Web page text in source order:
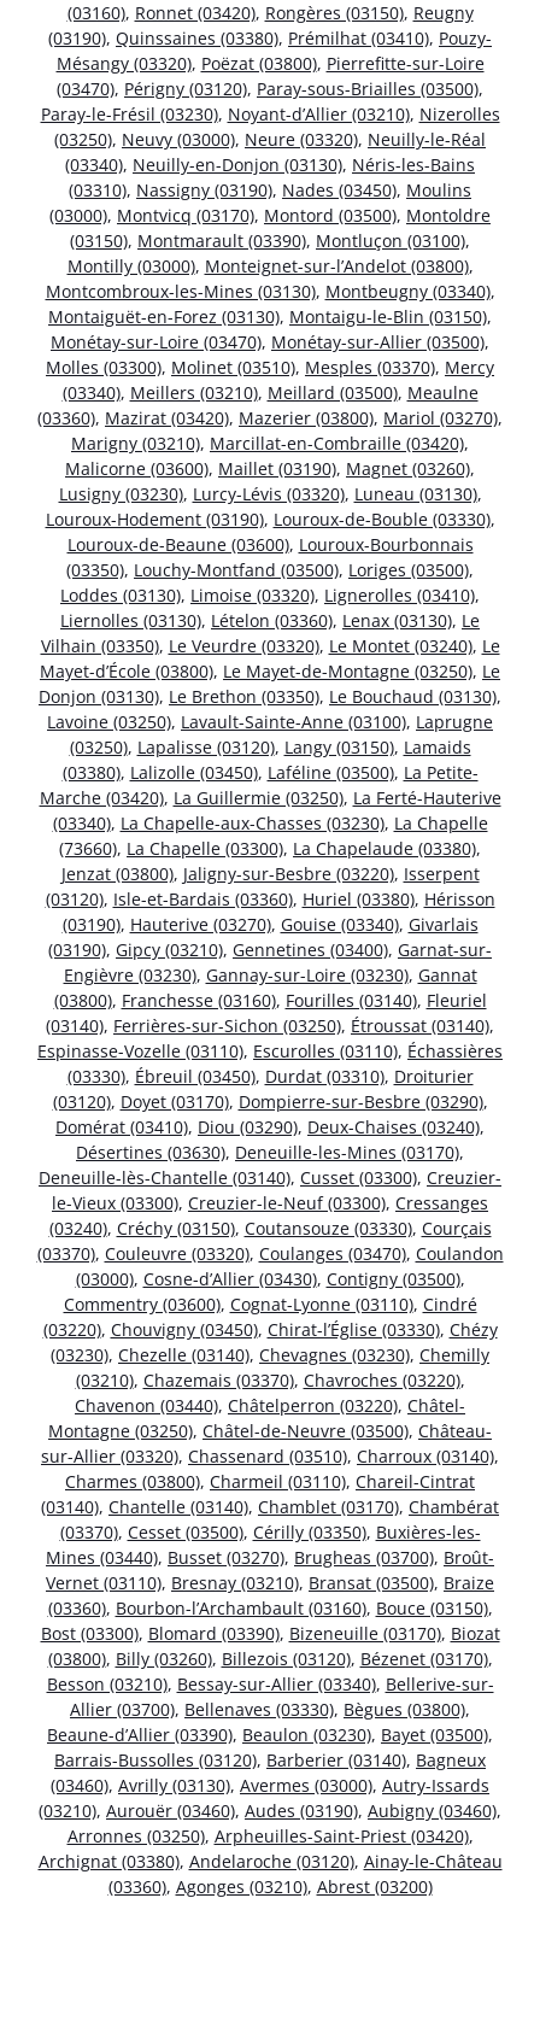
(03160), Ronnet (03420), Rongères (03150), Reugny
(03190), Quinssaines (03380), Prémilhat (03410), Pouzy-
Mésangy (03320), Poëzat (03800), Pierrefitte-sur-Loire
(03470), Périgny (03120), Paray-sous-Briailles (03500),
Paray-le-Frésil (03230), Noyant-d’Allier (03210), Nizerolles
(03250), Neuvy (03000), Neure (03320), Neuilly-le-Réal
(03340), Neuilly-en-Donjon (03130), Néris-les-Bains
(03310), Nassigny (03190), Nades (03450), Moulins
(03000), Montvicq (03170), Montord (03500), Montoldre
(03150), Montmarault (03390), Montluçon (03100),
Montilly (03000), Monteignet-sur-l’Andelot (03800),
Montcombroux-les-Mines (03130), Montbeugny (03340),
Montaiguët-en-Forez (03130), Montaigu-le-Blin (03150),
Monétay-sur-Loire (03470), Monétay-sur-Allier (03500),
Molles (03300), Molinet (03510), Mesples (03370), Mercy
(03340), Meillers (03210), Meillard (03500), Meaulne
(03360), Mazirat (03420), Mazerier (03800), Mariol (03270),
Marigny (03210), Marcillat-en-Combraille (03420),
Malicorne (03600), Maillet (03190), Magnet (03260),
Lusigny (03230), Lurcy-Lévis (03320), Luneau (03130),
Louroux-Hodement (03190), Louroux-de-Bouble (03330),
Louroux-de-Beaune (03600), Louroux-Bourbonnais
(03350), Louchy-Montfand (03500), Loriges (03500),
Loddes (03130), Limoise (03320), Lignerolles (03410),
Liernolles (03130), Lételon (03360), Lenax (03130), Le
Vilhain (03350), Le Veurdre (03320), Le Montet (03240), Le
Mayet-d’École (03800), Le Mayet-de-Montagne (03250), Le
Donjon (03130), Le Brethon (03350), Le Bouchaud (03130),
Lavoine (03250), Lavault-Sainte-Anne (03100), Laprugne
(03250), Lapalisse (03120), Langy (03150), Lamaids
(03380), Lalizolle (03450), Laféline (03500), La Petite-
Marche (03420), La Guillermie (03250), La Ferté-Hauterive
(03340), La Chapelle-aux-Chasses (03230), La Chapelle
(73660), La Chapelle (03300), La Chapelaude (03380),
Jenzat (03800), Jaligny-sur-Besbre (03220), Isserpent
(03120), Isle-et-Bardais (03360), Huriel (03380), Hérisson
(03190), Hauterive (03270), Gouise (03340), Givarlais
(03190), Gipcy (03210), Gennetines (03400), Garnat-sur-
Engièvre (03230), Gannay-sur-Loire (03230), Gannat
(03800), Franchesse (03160), Fourilles (03140), Fleuriel
(03140), Ferrières-sur-Sichon (03250), Étroussat (03140),
Espinasse-Vozelle (03110), Escurolles (03110), Échassières
(03330), Ébreuil (03450), Durdat (03310), Droiturier
(03120), Doyet (03170), Dompierre-sur-Besbre (03290),
Domérat (03410), Diou (03290), Deux-Chaises (03240),
Désertines (03630), Deneuille-les-Mines (03170),
Deneuille-lès-Chantelle (03140), Cusset (03300), Creuzier-
le-Vieux (03300), Creuzier-le-Neuf (03300), Cressanges
(03240), Créchy (03150), Coutansouze (03330), Courçais
(03370), Couleuvre (03320), Coulanges (03470), Coulandon
(03000), Cosne-d’Allier (03430), Contigny (03500),
Commentry (03600), Cognat-Lyonne (03110), Cindré
(03220), Chouvigny (03450), Chirat-l’Église (03330), Chézy
(03230), Chezelle (03140), Chevagnes (03230), Chemilly
(03210), Chazemais (03370), Chavroches (03220),
Chavenon (03440), Châtelperron (03220), Châtel-
Montagne (03250), Châtel-de-Neuvre (03500), Château-
sur-Allier (03320), Chassenard (03510), Charroux (03140),
Charmes (03800), Charmeil (03110), Chareil-Cintrat
(03140), Chantelle (03140), Chamblet (03170), Chambérat
(03370), Cesset (03500), Cérilly (03350), Buxières-les-
Mines (03440), Busset (03270), Brugheas (03700), Broût-
Vernet (03110), Bresnay (03210), Bransat (03500), Braize
(03360), Bourbon-l’Archambault (03160), Bouce (03150),
Bost (03300), Blomard (03390), Bizeneuille (03170), Biozat
(03800), Billy (03260), Billezois (03120), Bézenet (03170),
Besson (03210), Bessay-sur-Allier (03340), Bellerive-sur-
Allier (03700), Bellenaves (03330), Bègues (03800),
Beaune-d’Allier (03390), Beaulon (03230), Bayet (03500),
Barrais-Bussolles (03120), Barberier (03140), Bagneux
(03460), Avrilly (03130), Avermes (03000), Autry-Issards
(03210), Aurouër (03460), Audes (03190), Aubigny (03460),
Arronnes (03250), Arpheuilles-Saint-Priest (03420),
Archignat (03380), Andelaroche (03120), Ainay-le-Château
(03360), Agonges (03210), Abrest (03200)